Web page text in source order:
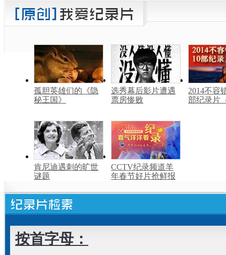
孤胆英雄们的《隐
秘王国》
选秀幕后影片遭遇
票房惨败
2014不容
部纪录片
肯尼迪遇刺的旷世
谜题
CCTV纪录频道羊
年春节好片抢鲜报
按首字母：